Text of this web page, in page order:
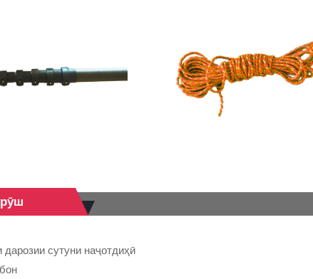
дарозии сутуни наҷотдиҳӣ